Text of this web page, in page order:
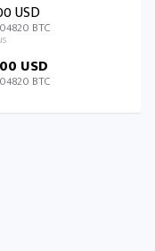
USD
BTC
USD
BTC